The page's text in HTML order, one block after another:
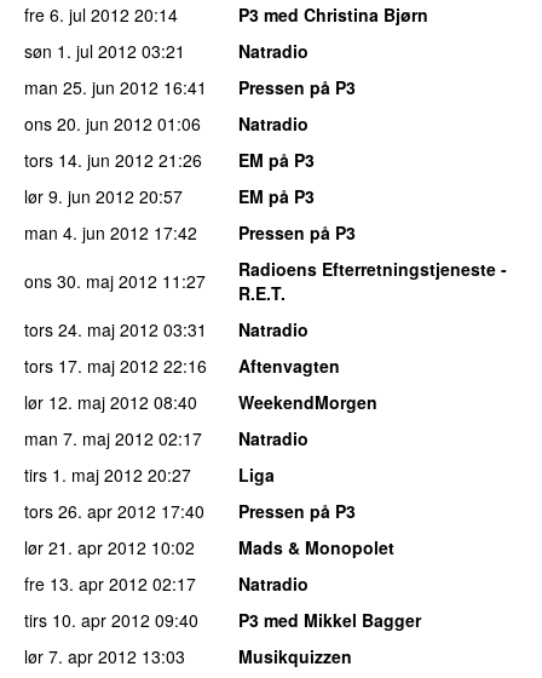
fre 6. jul 2012 20:14
P3 med Christina Bjørn
søn 1. jul 2012 03:21
Natradio
man 25. jun 2012 16:41
Pressen på P3
ons 20. jun 2012 01:06
Natradio
tors 14. jun 2012 21:26
EM på P3
lør 9. jun 2012 20:57
EM på P3
man 4. jun 2012 17:42
Pressen på P3
ons 30. maj 2012 11:27
Radioens Efterretningstjeneste -
R.E.T.
tors 24. maj 2012 03:31
Natradio
tors 17. maj 2012 22:16
Aftenvagten
lør 12. maj 2012 08:40
WeekendMorgen
man 7. maj 2012 02:17
Natradio
tirs 1. maj 2012 20:27
Liga
tors 26. apr 2012 17:40
Pressen på P3
lør 21. apr 2012 10:02
Mads & Monopolet
fre 13. apr 2012 02:17
Natradio
tirs 10. apr 2012 09:40
P3 med Mikkel Bagger
lør 7. apr 2012 13:03
Musikquizzen